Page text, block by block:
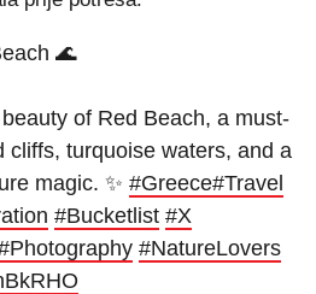
🌊
of Red Beach, a must-
cliffs, turquoise waters, and a
magic. ✨ #Greece#Travel
#Bucketlist #X
#NatureLovers